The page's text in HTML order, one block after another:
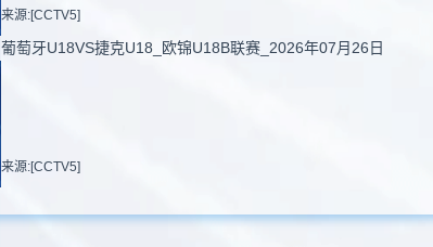
来源:[CCTV5]
葡萄牙U18VS捷克U18_欧锦U18B联赛_2026年07月26日
来源:[CCTV5]